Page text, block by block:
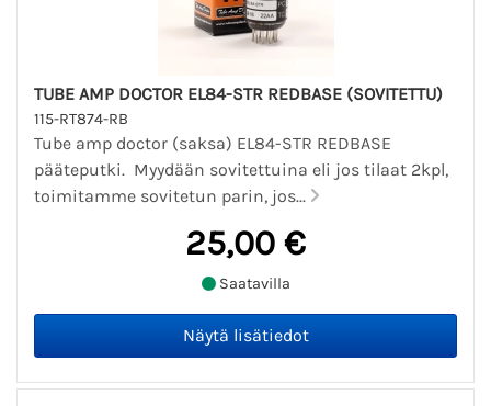
TUBE AMP DOCTOR EL84-STR REDBASE (SOVITETTU)
115-RT874-RB
Tube amp doctor (saksa) EL84-STR REDBASE
pääteputki. Myydään sovitettuina eli jos tilaat 2kpl,
toimitamme sovitetun parin, jos...
25,00 €
Saatavilla